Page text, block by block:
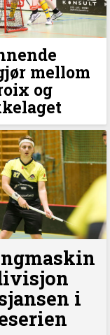
mellom
og
i